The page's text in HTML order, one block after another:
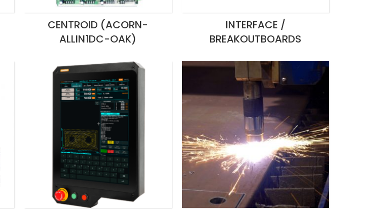
CENTROID (ACORN-
ALLIN1DC-OAK)
INTERFACE /
BREAKOUTBOARDS